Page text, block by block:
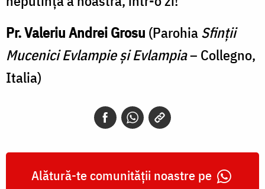
Pr. Valeriu Andrei Grosu (ParohiaSfinții
Mucenici Evlampie și Evlampia– Collegno,
Italia)
Alătură-te comunității noastre pe